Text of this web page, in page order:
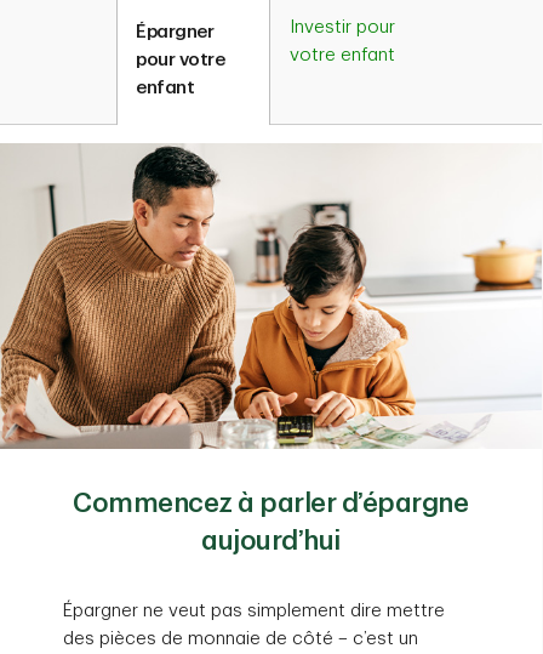
Épargner
pour votre
enfant
Investir pour
votre enfant
Commencez à parler d’épargne
aujourd’hui
Épargner ne veut pas simplement dire mettre
des pièces de monnaie de côté – c’est un